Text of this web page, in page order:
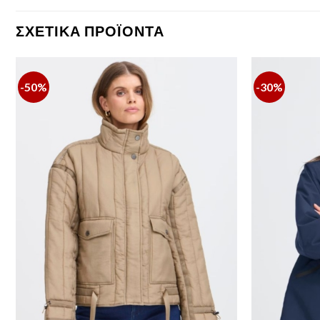
ΣΧΕΤΙΚΆ ΠΡΟΪΌΝΤΑ
-50% -30%